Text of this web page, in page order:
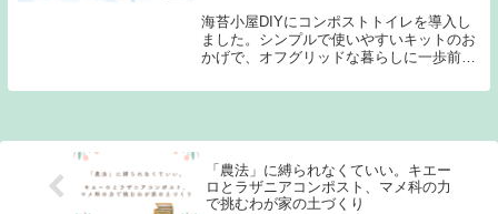
海苔小屋DIYにコンポストトイレを導入し
ました。シンプルで使いやすいキットのお
かげで、オフグリッドな暮らしに一歩前
ぐかもしれません。
「農法」に縛られなくていい。キエー
ロとラザニアコンポスト、マメ科の力
で挑むわが家の土づくり